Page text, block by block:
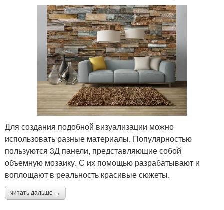
Стен на улице Рисунки для украшения
Цвета на стене Картинки на стену
Рисунки для комнаты Стен к раскраске
Живопись на стенах
Для создания подобной визуализации можно
использовать разные материалы. Популярностью
пользуются 3Д панели, представляющие собой
объемную мозаику. С их помощью разрабатывают и
воплощают в реальность красивые сюжеты.
читать дальше →